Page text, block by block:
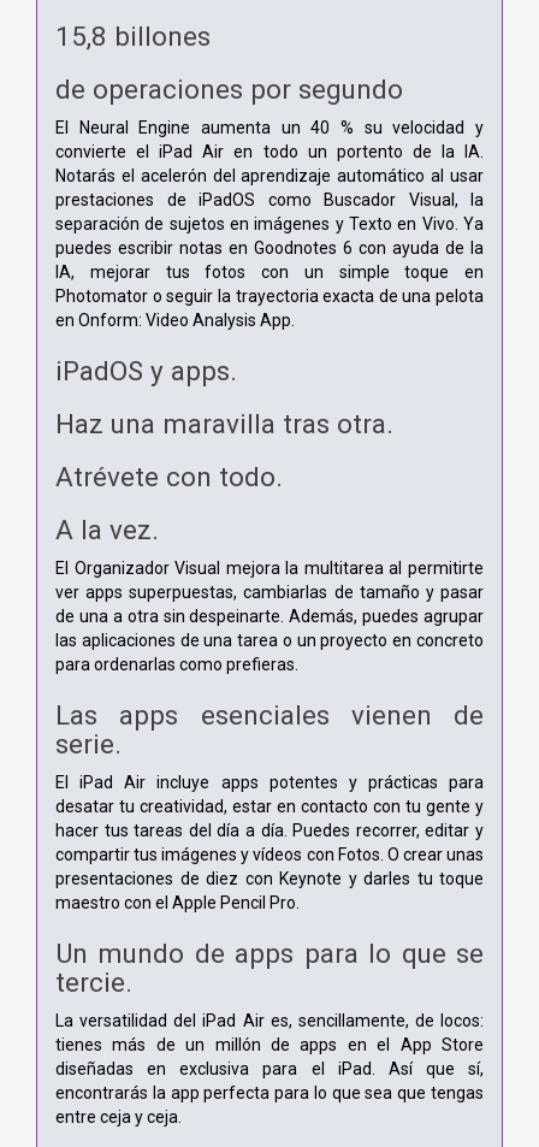
15,8 billones
de operaciones por segundo
El Neural Engine aumenta un 40 % su velocidad y
convierte el iPad Air en todo un portento de la IA.
Notarás el acelerón del aprendizaje automático al usar
prestaciones de iPadOS como Buscador Visual, la
separación de sujetos en imágenes y Texto en Vivo. Ya
puedes escribir notas en Goodnotes 6 con ayuda de la
IA, mejorar tus fotos con un simple toque en
Photomator o seguir la trayectoria exacta de una pelota
en Onform: Video Analysis App.
iPadOS y apps.
Haz una maravilla tras otra.
Atrévete con todo.
A la vez.
El Organizador Visual mejora la multitarea al permitirte
ver apps superpuestas, cambiarlas de tamaño y pasar
de una a otra sin despeinarte. Además, puedes agrupar
las aplicaciones de una tarea o un proyecto en concreto
para ordenarlas como prefieras.
Las apps esenciales vienen de
serie.
El iPad Air incluye apps potentes y prácticas para
desatar tu creatividad, estar en contacto con tu gente y
hacer tus tareas del día a día. Puedes recorrer, editar y
compartir tus imágenes y vídeos con Fotos. O crear unas
presentaciones de diez con Keynote y darles tu toque
maestro con el Apple Pencil Pro.
Un mundo de apps para lo que se
tercie.
La versatilidad del iPad Air es, sencillamente, de locos:
tienes más de un millón de apps en el App Store
diseñadas en exclusiva para el iPad. Así que sí,
encontrarás la app perfecta para lo que sea que tengas
entre ceja y ceja.